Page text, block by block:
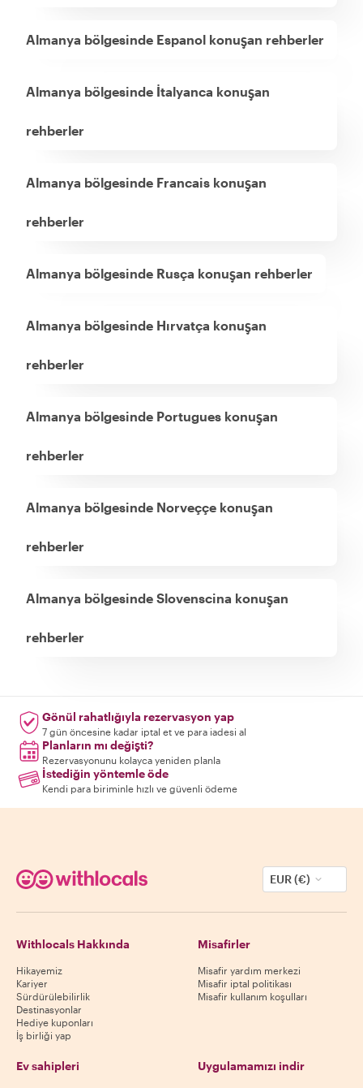
Almanya bölgesinde Espanol konuşan rehberler
Almanya bölgesinde İtalyanca konuşan
rehberler
Almanya bölgesinde Francais konuşan
rehberler
Almanya bölgesinde Rusça konuşan rehberler
Almanya bölgesinde Hırvatça konuşan
rehberler
Almanya bölgesinde Portugues konuşan
rehberler
Almanya bölgesinde Norveççe konuşan
rehberler
Almanya bölgesinde Slovenscina konuşan
rehberler
Gönül rahatlığıyla rezervasyon yap
7 gün öncesine kadar iptal et ve para iadesi al
Planların mı değişti?
Rezervasyonunu kolayca yeniden planla
İstediğin yöntemle öde
Kendi para biriminle hızlı ve güvenli ödeme
EUR (€)
Withlocals Hakkında
Hikayemiz
Kariyer
Sürdürülebilirlik
Destinasyonlar
Hediye kuponları
İş birliği yap
Misafirler
Misafir yardım merkezi
Misafir iptal politikası
Misafir kullanım koşulları
Ev sahipleri Uygulamamızı indir